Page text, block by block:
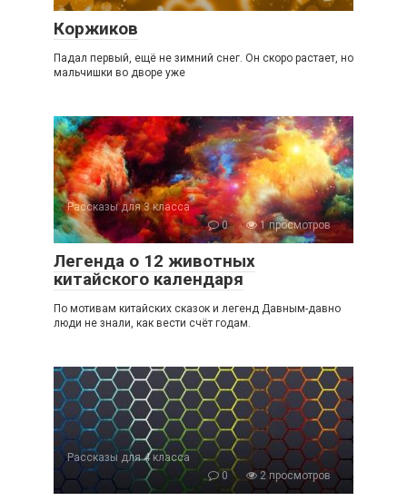
Коржиков
Падал первый, ещё не зимний снег. Он скоро растает, но
мальчишки во дворе уже
Рассказы для 3 класса
0
1 просмотров
Легенда о 12 животных
китайского календаря
По мотивам китайских сказок и легенд Давным-давно
люди не знали, как вести счёт годам.
Рассказы для 4 класса
0
2 просмотров